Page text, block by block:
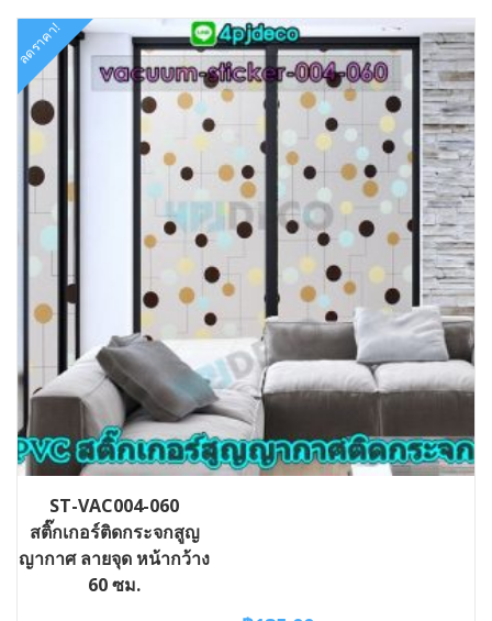
ลดราคา!
ST-VAC004-060
สติ๊กเกอร์ติดกระจกสูญ
ญากาศ ลายจุด หน้ากว้าง
60 ซม.